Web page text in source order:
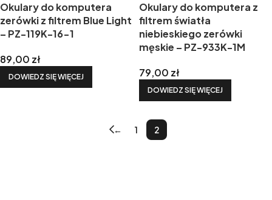
Okulary do komputera
zerówki z filtrem Blue Light
– PZ-119K-16-1
89,00 zł
DOWIEDZ SIĘ WIĘCEJ
Okulary do komputera z
filtrem światła
niebieskiego zerówki
męskie – PZ-933K-1M
79,00 zł
DOWIEDZ SIĘ WIĘCEJ
← 1 2